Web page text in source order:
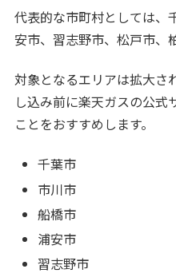
代表的な市町村としては、
安市、習志野市、松戸市、
対象となるエリアは拡大さ
し込み前に楽天ガスの公式
ことをおすすめします。
千葉市
市川市
船橋市
浦安市
習志野市